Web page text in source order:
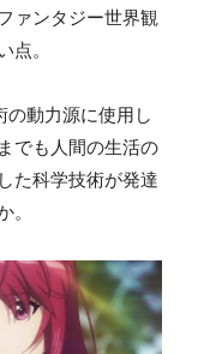
ァンタジー世界観
点。
の動力源に使用し
でも人間の生活の
た科学技術が発達
。